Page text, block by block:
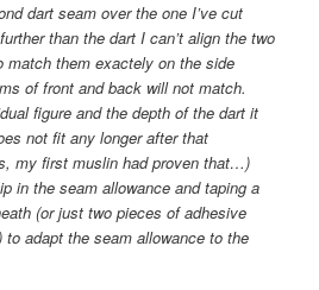
dart seam over the one I’ve cut
than the dart I can’t align the two
them exactely on the side
of front and back will not match.
figure and the depth of the dart it
not fit any longer after that
my first muslin had proven that…)
in the seam allowance and taping a
(or just two pieces of adhesive
adapt the seam allowance to the